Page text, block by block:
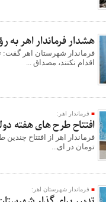
هشدار فرماندار اهر به
فرماندار شهرستان اهر گفت:
اقدام نکنند، مصداق ...
فرماندار اهر:
افتتاح طرح های هفته دولت با اعتبار ۳۲۰
تومان در ای...
فرماندار شهرستان اهر: